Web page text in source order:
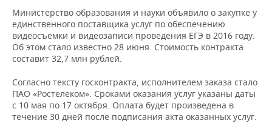
Министерство образования и науки объявило о закупке у
единственного поставщика услуг по обеспечению
видеосъемки и видеозаписи проведения ЕГЭ в 2016 году.
Об этом стало известно 28 июня. Стоимость контракта
составит 32,7 млн рублей.
Согласно тексту госконтракта, исполнителем заказа стало
ПАО «Ростелеком». Сроками оказания услуг указаны даты
с 10 мая по 17 октября. Оплата будет произведена в
течение 30 дней после подписания акта оказанных услуг.